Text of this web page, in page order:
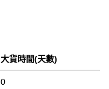
大貨時間(天數)
0